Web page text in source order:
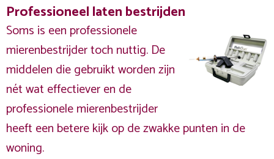
Professioneel laten bestrijden
Soms is een professionele
mierenbestrijder toch nuttig. De
middelen die gebruikt worden zijn
nét wat effectiever en de
professionele mierenbestrijder
heeft een betere kijk op de zwakke punten in de
woning.